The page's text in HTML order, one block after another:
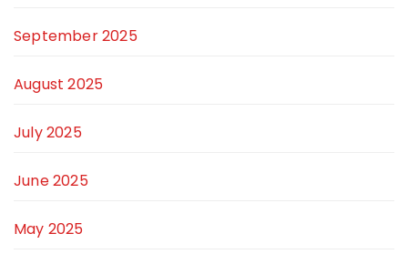
September 2025
August 2025
July 2025
June 2025
May 2025